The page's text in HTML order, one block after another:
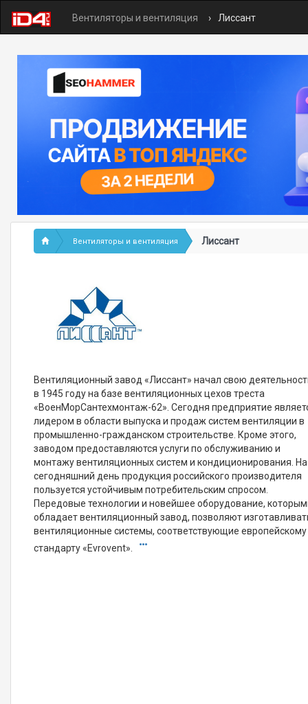
Вентиляторы и вентиляция Лиссант
Вентиляторы и вентиляция Лиссант
Вентиляционный завод «Лиссант» начал свою
в 1945 году на базе вентиляционных цехов треста
«ВоенМорСантехмонтаж-62». Сегодня предприятие
лидером в области выпуска и продаж систем вентиляции в
промышленно-гражданском строительстве. Кроме этого,
заводом предоставляются услуги по обслуживанию и
монтажу вентиляционных систем и кондиционирования. На
сегодняшний день продукция российского производителя
пользуется устойчивым потребительским спросом.
Передовые технологии и новейшее оборудование,
обладает вентиляционный завод, позволяют
вентиляционные системы, соответствующие европейскому
стандарту «Evrovent».